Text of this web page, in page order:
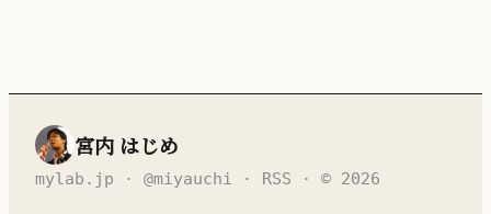
宮内 はじめ
mylab.jp · @miyauchi · RSS · © 2026